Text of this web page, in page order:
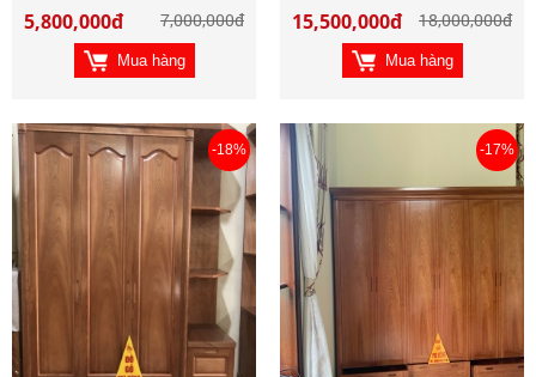
5,800,000đ 7,000,000đ
Mua hàng
15,500,000đ 18,000,000đ
Mua hàng
-18% -17%